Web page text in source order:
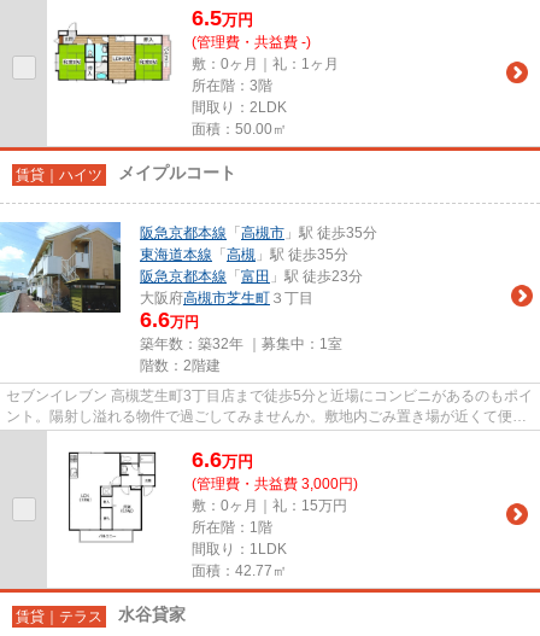
6.5万円
(管理費・共益費 -)
敷：0ヶ月｜礼：1ヶ月
所在階：3階
間取り：2LDK
面積：50.00㎡
賃貸｜ハイツ メイプルコート
阪急京都本線 「 高槻市 」駅 徒歩35分
東海道本線 「 高槻 」駅 徒歩35分
阪急京都本線 「 富田 」駅 徒歩23分
大阪府高槻市芝生町 ３丁目
6.6万円
築年数：築32年 ｜募集中： 1室
階数：2階建
セブンイレブン 高槻芝生町3丁目店まで徒歩5分と近場にコンビニがあるのもポイ
ント。陽射し溢れる物件で過ごしてみませんか。敷地内ごみ置き場が近くて便
6.6万円
(管理費・共益費 3,000円)
敷：0ヶ月｜礼：15万円
所在階：1階
間取り：1LDK
面積：42.77㎡
賃貸｜テラス 水谷貸家